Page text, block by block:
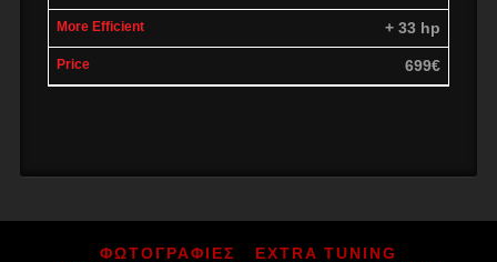
+ 33 hp
699€
ΦΩΤΟΓΡΑΦΙΕΣ
EXTRA TUNING